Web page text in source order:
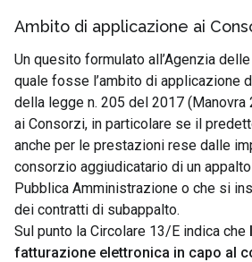
Ambito di applicazione ai
Un quesito formulato all’Agenzia
quale fosse l’ambito di applicazione
della legge n. 205 del 2017
ai Consorzi, in particolare se il
anche per le prestazioni rese dalle
consorzio aggiudicatario di un
Pubblica Amministrazione o che si
dei contratti di subappalto.
Sul punto la Circolare 13/E indica che
fatturazione elettronica in capo al